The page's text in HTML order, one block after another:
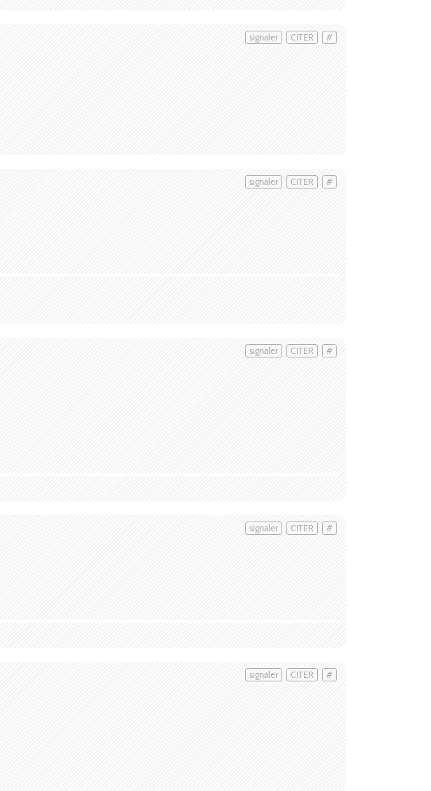
#
CITER
signaler
#
CITER
signaler
#
CITER
signaler
#
CITER
signaler
#
CITER
signaler